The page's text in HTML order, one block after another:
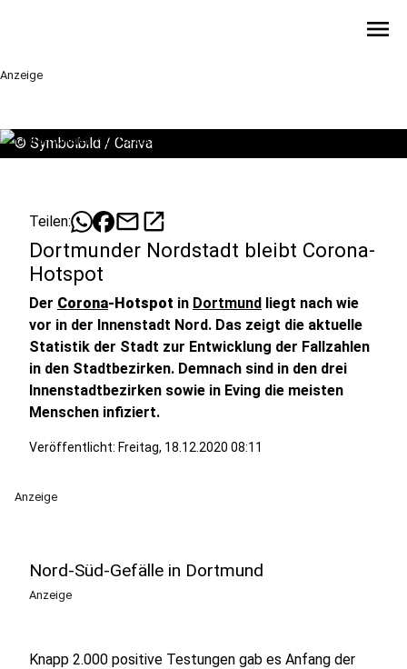
menu
Anzeige
© Symbolbild / Canva
Teilen: mailopen_in_new
Dortmunder Nordstadt bleibt Corona-
Hotspot
Der Corona-Hotspot in Dortmund liegt nach wie
vor in der Innenstadt Nord. Das zeigt die aktuelle
Statistik der Stadt zur Entwicklung der Fallzahlen
in den Stadtbezirken. Demnach sind in den drei
Innenstadtbezirken sowie in Eving die meisten
Menschen infiziert.
Veröffentlicht: Freitag, 18.12.2020 08:11
Anzeige
Nord-Süd-Gefälle in Dortmund
Anzeige
Knapp 2.000 positive Testungen gab es Anfang der